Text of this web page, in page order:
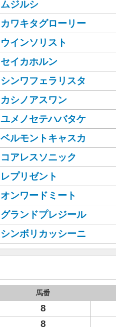
ムジルシ
カワキタグローリー
ウインソリスト
セイカホルン
シンワフェラリスタ
カシノアスワン
ユメノセテハバタケ
ベルモントキャスカ
コアレスソニック
レプリゼント
オンワードミート
グランドプレジール
シンボリカッシーニ
馬番
8
8